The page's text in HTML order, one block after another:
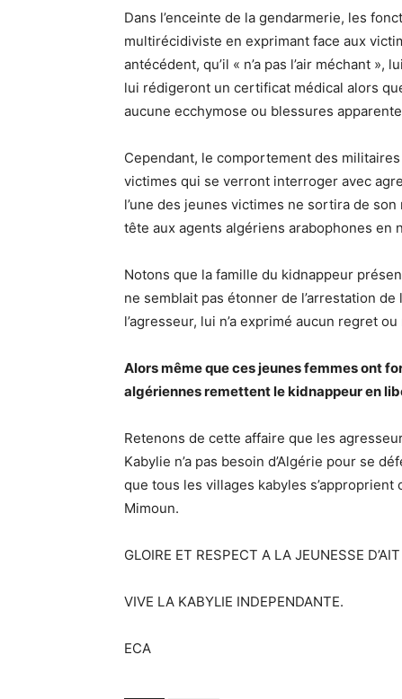
Dans l’enceinte de la gendarmerie, les
multirécidiviste en exprimant face aux
antécédent, qu’il « n’a pas l’air méchant
lui rédigeront un certificat médical alors
aucune ecchymose ou blessures
Cependant, le comportement des
victimes qui se verront interroger avec
l’une des jeunes victimes ne sortira de
tête aux agents algériens arabophones en
Notons que la famille du kidnappeur
ne semblait pas étonner de l’arrestation
l’agresseur, lui n’a exprimé aucun regret
Alors même que ces jeunes femmes ont
algériennes remettent le kidnappeur en
Retenons de cette affaire que les
Kabylie n’a pas besoin d’Algérie pour se
que tous les villages kabyles s’approprient
Mimoun.
GLOIRE ET RESPECT A LA JEUNESSE
VIVE LA KABYLIE INDEPENDANTE.
ECA